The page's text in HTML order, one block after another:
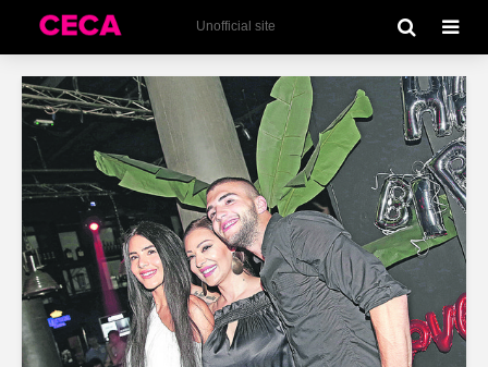
Unofficial site